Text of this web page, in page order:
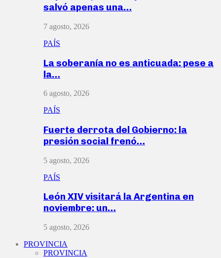
salvó apenas una…
7 agosto, 2026
PAÍS
La soberanía no es anticuada: pese a
la…
6 agosto, 2026
PAÍS
Fuerte derrota del Gobierno: la
presión social frenó…
5 agosto, 2026
PAÍS
León XIV visitará la Argentina en
noviembre: un…
5 agosto, 2026
PROVINCIA
PROVINCIA